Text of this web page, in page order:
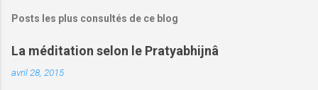
Posts les plus consultés de ce blog
La méditation selon le Pratyabhijnâ
avril 28, 2015